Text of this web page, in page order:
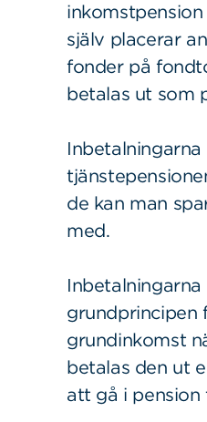
själv placerar
fonder på
betalas ut som
de kan man
med.
grundprincipen
grundinkomst
betalas den ut
att gå i pension